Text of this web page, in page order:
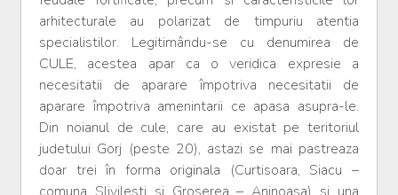
arhitecturale au polarizat de timpuriu atentia
specialistilor. Legitimându-se cu denumirea de
CULE, acestea apar ca o veridica expresie a
necesitatii de aparare împotriva necesitatii de
aparare împotriva amenintarii ce apasa asupra-le.
Din noianul de cule, care au existat pe teritoriul
judetului Gorj (peste 20), astazi se mai pastreaza
doar trei în forma originala (Curtisoara, Siacu –
comuna Slivilesti si Groserea – Aninoasa) si una